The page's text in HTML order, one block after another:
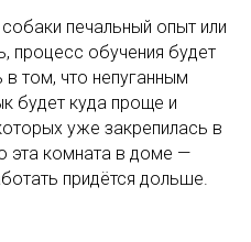
печальный опыт или
процесс обучения будет
том, что непуганным
будет куда проще и
уже закрепилась в
эта комната в доме —
придётся дольше.